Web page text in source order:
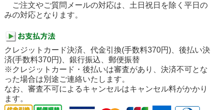
ご注文やご質問メールの対応は、土日祝日を除く平日の
みの対応となります。
クレジットカード決済、代金引換(手数料370円)、後払い決
済(手数料370円)、銀行振込、郵便振替
※クレジットカード・後払いは審査があり、決済不可とな
った場合は別途ご連絡いたします。
なお、審査不可によるキャンセルはキャンセル料がかかり
ます。